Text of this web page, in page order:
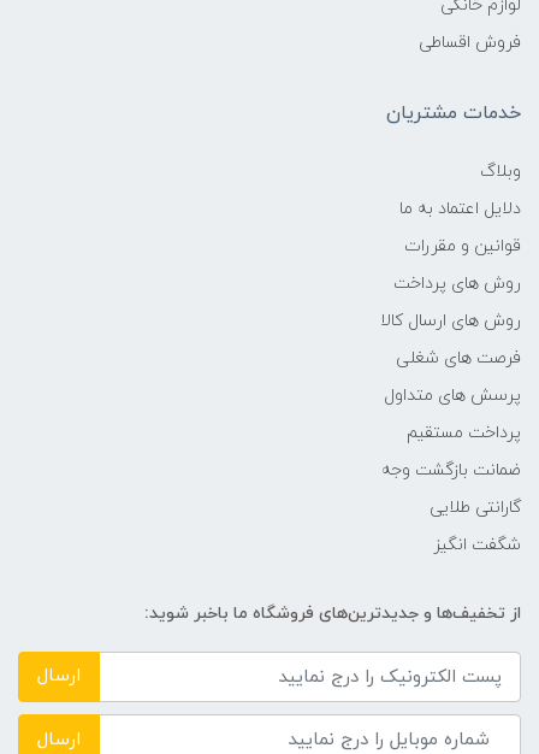
سازنده پردازنده گرافیکی
NVIDIA
حافظه اختصاصی پردازنده گرافیکی
لوازم خانگی
فروش اقساطی
خدمات مشتریان
وبلاگ
دلایل اعتماد به ما
قوانین و مقررات
روش های پرداخت
روش های ارسال کالا
فرصت های شغلی
پرسش های متداول
پرداخت مستقیم
ضمانت بازگشت وجه
گارانتی طلایی
شگفت انگیز
از تخفیف‌ها و جدیدترین‌های فروشگاه ما باخبر شوید:
ارسال
ارسال